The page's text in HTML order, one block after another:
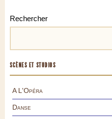
Rechercher
SCÈNES ET STUDIOS
A L'Opéra
Danse